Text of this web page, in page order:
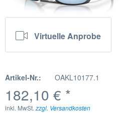
Virtuelle Anprobe
Artikel-Nr.: OAKL10177.1
182,10 € *
inkl. MwSt. zzgl. Versandkosten